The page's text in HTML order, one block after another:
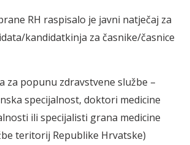
RH raspisalo je javni natječaj za
kandidatkinja za časnike/časnice
za popunu zdravstvene službe –
specijalnost, doktori medicine
ili specijalisti grana medicine
teritorij Republike Hrvatske)